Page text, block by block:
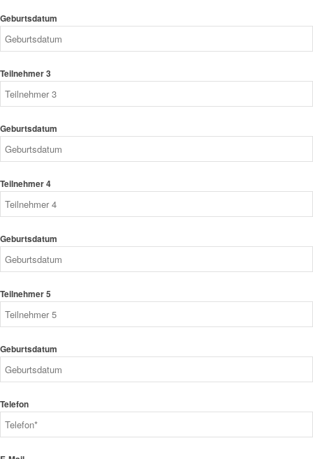
Geburtsdatum
Teilnehmer 3
Geburtsdatum
Teilnehmer 4
Geburtsdatum
Teilnehmer 5
Geburtsdatum
Telefon